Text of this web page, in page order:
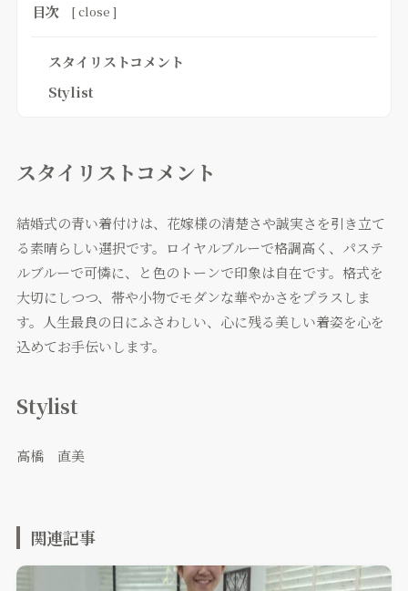
目次 [close ]
スタイリストコメント
Stylist
スタイリストコメント
結婚式の青い着付けは、花嫁様の清楚さや誠実さを引き立て
る素晴らしい選択です。ロイヤルブルーで格調高く、パステ
ルブルーで可憐に、と色のトーンで印象は自在です。格式を
大切にしつつ、帯や小物でモダンな華やかさをプラスしま
す。人生最良の日にふさわしい、心に残る美しい着姿を心を
込めてお手伝いします。
Stylist
高橋 直美
関連記事